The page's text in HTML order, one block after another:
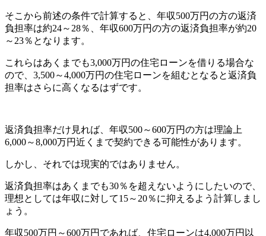
そこから前述の条件で計算すると、年収500万円の方の返済
負担率は約24～28％、年収600万円の方の返済負担率が約20
～23％となります。
これらはあくまでも3,000万円の住宅ローンを借りる場合な
ので、3,500～4,000万円の住宅ローンを組むとなると返済負
担率はさらに高くなるはずです。
返済負担率だけ見れば、年収500～600万円の方は理論上
6,000～8,000万円近くまで契約できる可能性があります。
しかし、それでは現実的ではありません。
返済負担率はあくまでも30％を超えないようにしたいので、
理想としては年収に対して15～20％に抑えるよう計算しまし
ょう。
年収500万円～600万円であれば、住宅ローンは4,000万円以